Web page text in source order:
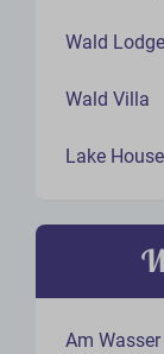
Wald Lodge
Wald Villa
Lake House
Am Wasser